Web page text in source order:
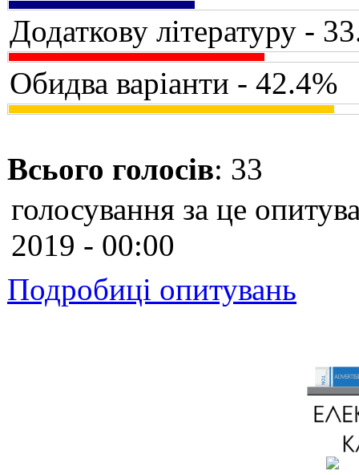
Додаткову літературу -
Обидва варіанти - 42.4%
Всього голосів: 33
голосування за це
2019 - 00:00
Подробиці опитувань